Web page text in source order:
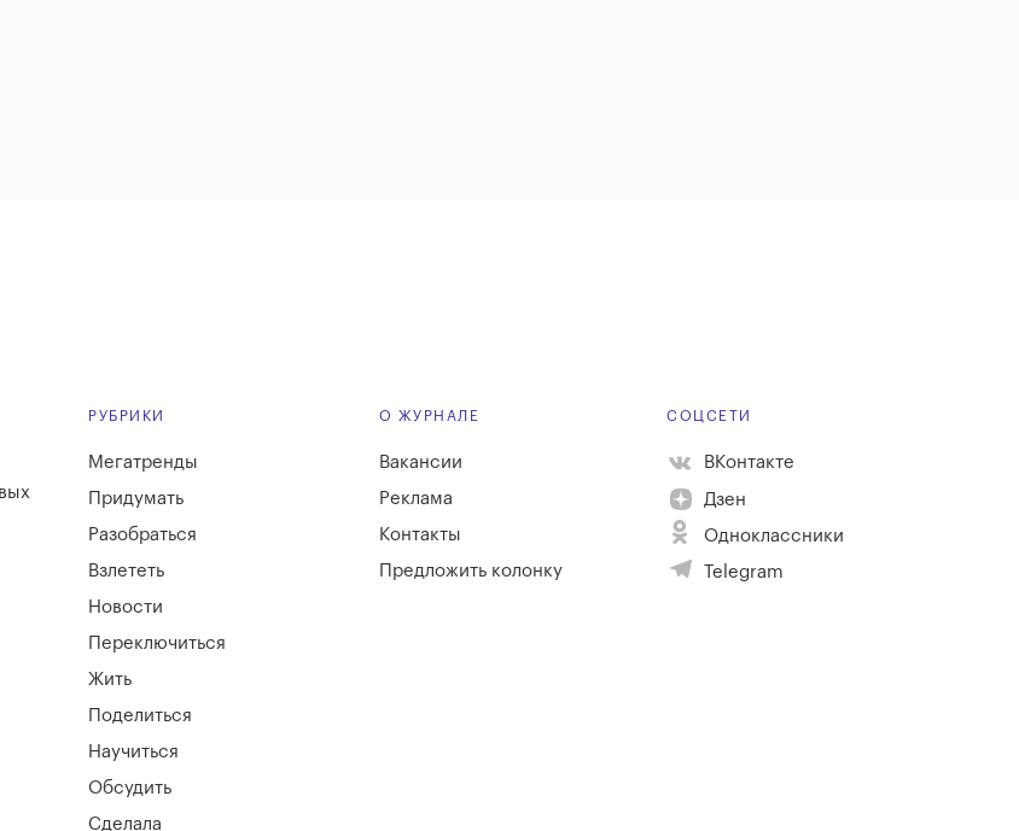
РУБРИКИ
Мегатренды
Придумать
Разобраться
Взлететь
Новости
Переключиться
Жить
Поделиться
Научиться
Обсудить
Сделала
О ЖУРНАЛЕ
Вакансии
Реклама
Контакты
Предложить колонку
СОЦСЕТИ
ВКонтакте
Дзен
Одноклассники
Telegram